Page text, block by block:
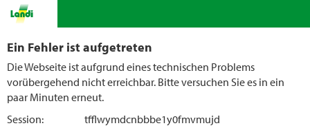
Ein Fehler ist aufgetreten
Die Webseite ist aufgrund eines technischen Problems
vorübergehend nicht erreichbar. Bitte versuchen Sie es in ein
paar Minuten erneut.
Session:
tfflwymdcnbbbe1y0fmvmujd